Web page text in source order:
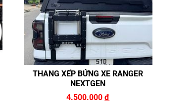
THANG XẾP BỬNG XE RANGER
NEXTGEN
4.500.000đ